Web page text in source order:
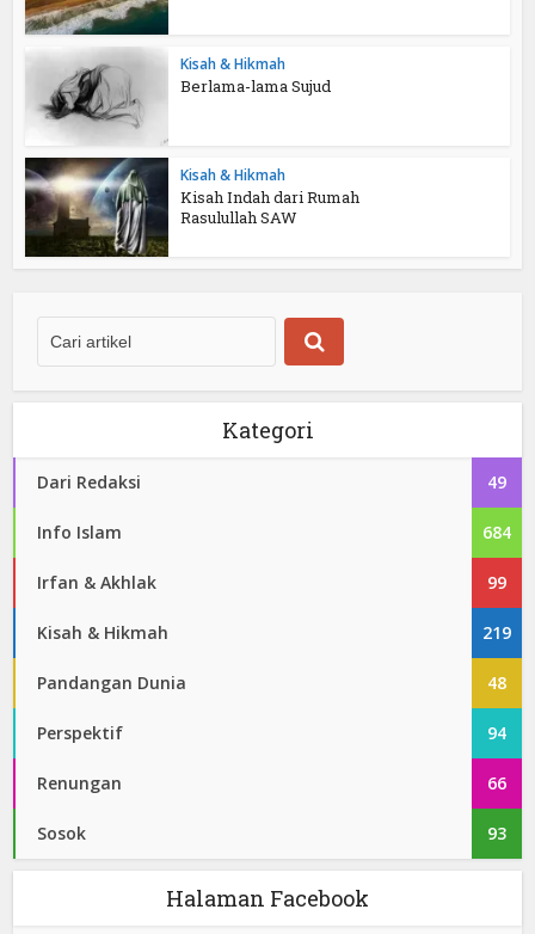
Kisah & Hikmah
Berlama-lama Sujud
Kisah & Hikmah
Kisah Indah dari Rumah
Rasulullah SAW
Kategori
Dari Redaksi 49
Info Islam 684
Irfan & Akhlak 99
Kisah & Hikmah 219
Pandangan Dunia 48
Perspektif 94
Renungan 66
Sosok 93
Halaman Facebook